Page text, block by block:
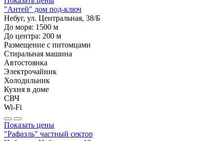
"Антей" дом под-ключ
Небуг, ул. Центральная, 38/Б
До моря: 1500 м
До центра: 200 м
Размещение с питомцами
Стиральная машина
Автостоянка
Электрочайник
Холодильник
Кухня в доме
СВЧ
Wi-Fi
Показать цены
"Рафаэль" частный сектор